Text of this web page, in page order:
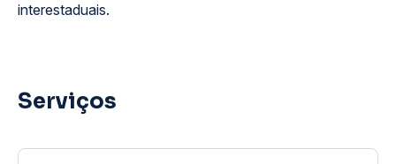
interestaduais.
Serviços